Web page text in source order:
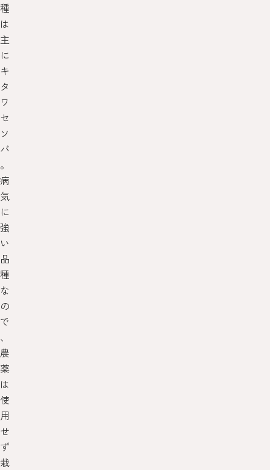
種
は
主
に
キ
タ
ワ
セ
ソ
バ
。
病
気
に
強
い
品
種
な
の
で
、
農
薬
は
使
用
せ
ず
栽